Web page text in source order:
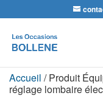
de
produits
Accueil / Produit
réglage lombaire